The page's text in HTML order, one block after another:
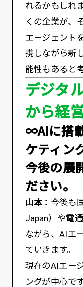
れるかもしれ
くの企業が、
エージェント
携しながら新
能性もあると
デジタ
から経
――∞AIに
ケティン
今後の展
ださい。
山本：今後も
Japan）や電
ながら、AIエ
ていきます。
現在のAIエー
ングが中心で